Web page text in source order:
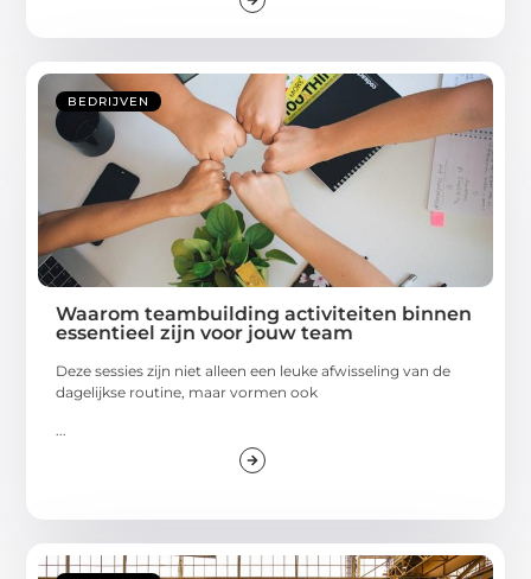
BEDRIJVEN
Waarom teambuilding activiteiten binnen
essentieel zijn voor jouw team
Deze sessies zijn niet alleen een leuke afwisseling van de
dagelijkse routine, maar vormen ook
...